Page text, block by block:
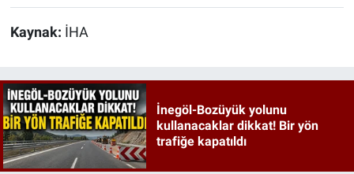
Kaynak: İHA
İnegöl-Bozüyük yolunu
kullanacaklar dikkat! Bir yön
trafiğe kapatıldı